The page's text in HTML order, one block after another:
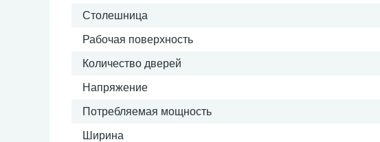
Столешница
Рабочая поверхность
Количество дверей
Напряжение
Потребляемая мощность
Ширина